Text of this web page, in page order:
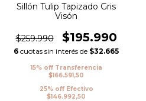
Sillón Tulip Tapizado Gris
Visón
$259.990 $195.990
6 cuotas sin interés de $32.665
15% off Transferencia
$166.591,50
25% off Efectivo
$146.992,50